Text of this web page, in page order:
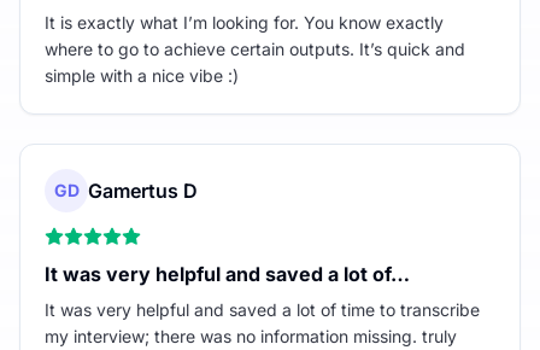
It is exactly what I’m looking for. You know exactly
where to go to achieve certain outputs. It’s quick and
simple with a nice vibe :)
GD Gamertus D
It was very helpful and saved a lot of…
It was very helpful and saved a lot of time to transcribe
my interview; there was no information missing. truly